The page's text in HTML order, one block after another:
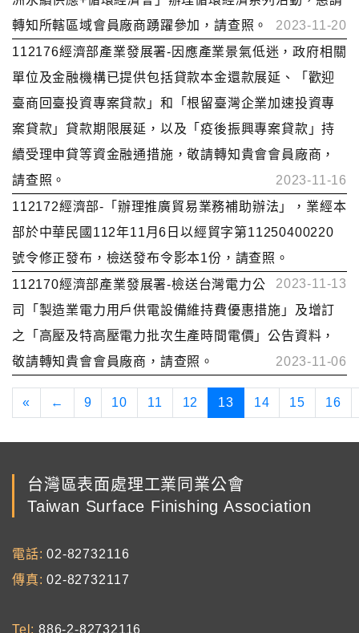
轉知所轄區域會員廠商踴躍參加，請查照。
2023-11-20
112176經濟部產業發展署-因應產業景氣低迷，政府相關
單位及金融機構已提供包括貸款本金還款展延、「歡迎
臺商回臺投資專案貸款」和「根留臺灣企業加速投資專
案貸款」貸款期限展延，以及「疫後振興專案貸款」持
續受理申貸等資金融通措施，敬請轉知貴會會員廠商，
請查照。
2023-11-16
112172經濟部-「辦理推廣貿易業務補助辦法」，業經本
部於中華民國112年11月6日以經貿字第11250400220
號令修正發布，檢送發布令影本1份，請查照。
2023-11-13
112170經濟部產業發展署-檢送台灣電力公
司「製造業電力用戶供電設備維持費優惠措施」及增訂
之「高壓及特高壓電力批次生產時間電價」公告資料，
敬請轉知貴會會員廠商，請查照。
2023-11-06
« ← 9 10 11 12 13 14 15 16
台灣區表面處理工業同業公會
Taiwan Surface Finishing Association
電話
02-82732116
傳真
02-82732117
Tel
886-2-82732116